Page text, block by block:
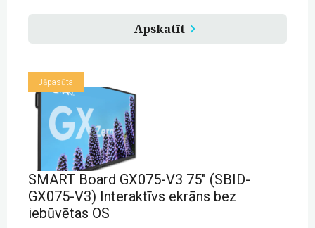
Apskatīt
iebūvētas
SMART Board GX075-V3 75″ (SBID-
GX075-V3) Interaktīvs ekrāns bez
iebūvētas OS
Jāpasūta